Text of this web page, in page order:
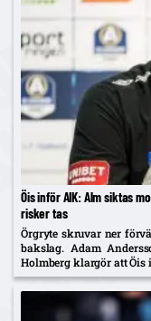
Öis inför AIK: Alm siktas
risker tas
Örgryte skruvar ner
bakslag. Adam
Holmberg klargör att Öis